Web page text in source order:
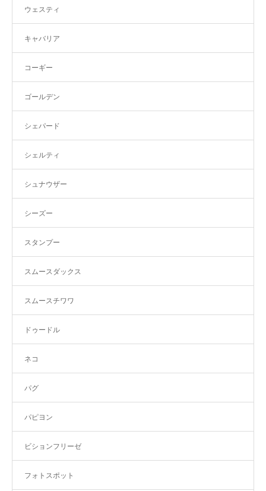
ウェスティ
キャバリア
コーギー
ゴールデン
シェパード
シェルティ
シュナウザー
シーズー
スタンプー
スムースダックス
スムースチワワ
ドゥードル
ネコ
パグ
パピヨン
ビションフリーゼ
フォトスポット